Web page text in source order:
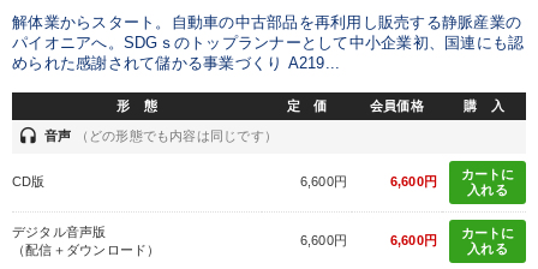
解体業からスタート。自動車の中古部品を再利用し販売する静脈産業の
パイオニアへ。SDGｓのトップランナーとして中小企業初、国連にも認
められた感謝されて儲かる事業づくり A219...
形 態 定 価 会員価格 購 入
headset 音声 （どの形態でも内容は同じです）
CD版 6,600円 6,600円
カートに
入れる
デジタル音声版
（配信＋ダウンロード）
6,600円 6,600円
カートに
入れる